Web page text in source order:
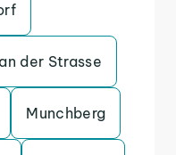
der Strasse
Munchberg